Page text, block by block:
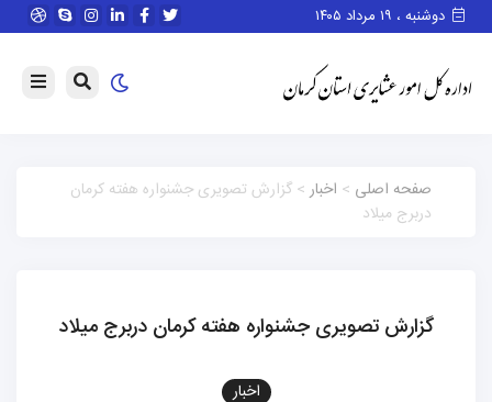
دوشنبه ، ۱۹ مرداد ۱۴۰۵
صفحه اصلی > اخبار> گزارش تصویری جشنواره هفته کرمان
دربرج میلاد
گزارش تصویری جشنواره هفته کرمان دربرج میلاد
اخبار